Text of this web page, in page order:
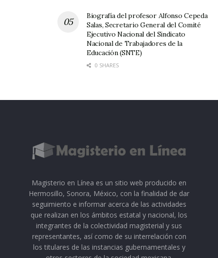
Biografía del profesor Alfonso Cepeda
Salas, Secretario General del Comité
Ejecutivo Nacional del Sindicato
Nacional de Trabajadores de la
Educación (SNTE)
0 SHARES
Magisterio en Línea es un sitio web producido en
Hermosillo, Sonora, México, con la finalidad de dar
seguimiento e informar acerca de las actividades
que realizan en los ámbitos estatal y nacional, los
integrantes de la colectividad magisterial y sus
representantes, así como de su interrelación con
los titulares de las instancias gubernamentales y